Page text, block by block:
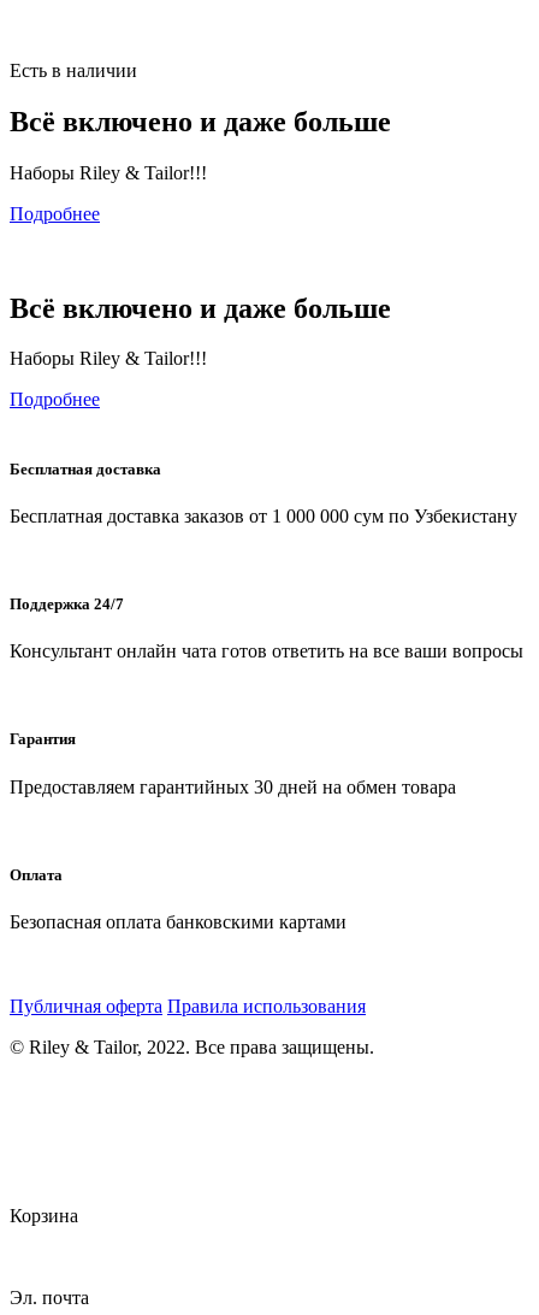
Есть в наличии
Всё включено и даже больше
Наборы Riley & Tailor!!!
Подробнее
Всё включено и даже больше
Наборы Riley & Tailor!!!
Подробнее
Бесплатная доставка
Бесплатная доставка заказов от 1 000 000 сум по Узбекистану
Поддержка 24/7
Консультант онлайн чата готов ответить на все ваши вопросы
Гарантия
Предоставляем гарантийных 30 дней на обмен товара
Оплата
Безопасная оплата банковскими картами
Публичная оферта Правила использования
© Riley & Tailor, 2022. Все права защищены.
Корзина
Эл. почта